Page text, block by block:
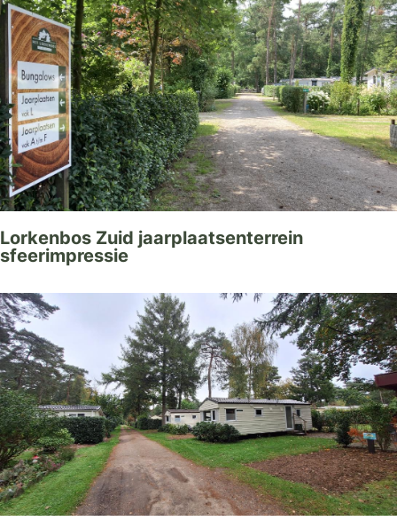
Lorkenbos Zuid jaarplaatsenterrein
sfeerimpressie